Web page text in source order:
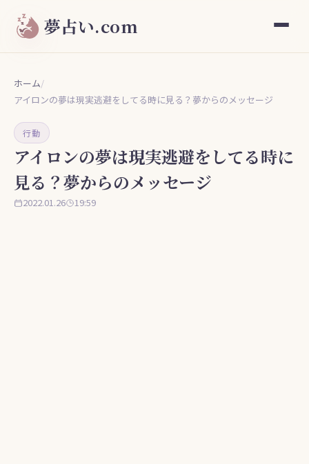
夢占い.com
ホーム/
アイロンの夢は現実逃避をしてる時に見る？夢からのメッセージ
行動
アイロンの夢は現実逃避をしてる時に
見る？夢からのメッセージ
2022.01.26 19:59